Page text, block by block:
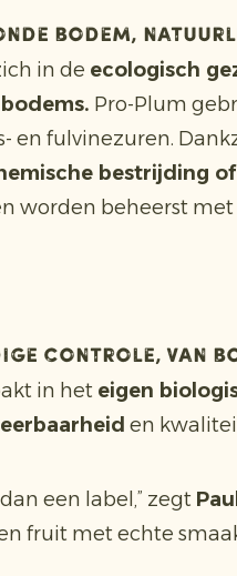
bodem,
in de ecologisch
Pro-Plum
en fulvinezuren.
bestrijding
worden beheerst
controle, van
in het eigen
en
een label,” zegt
fruit met echte